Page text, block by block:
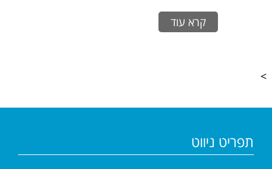
קרא עוד
>
תפריט ניווט